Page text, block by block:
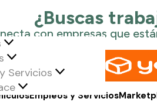
Servicios
Empleos y Servicios